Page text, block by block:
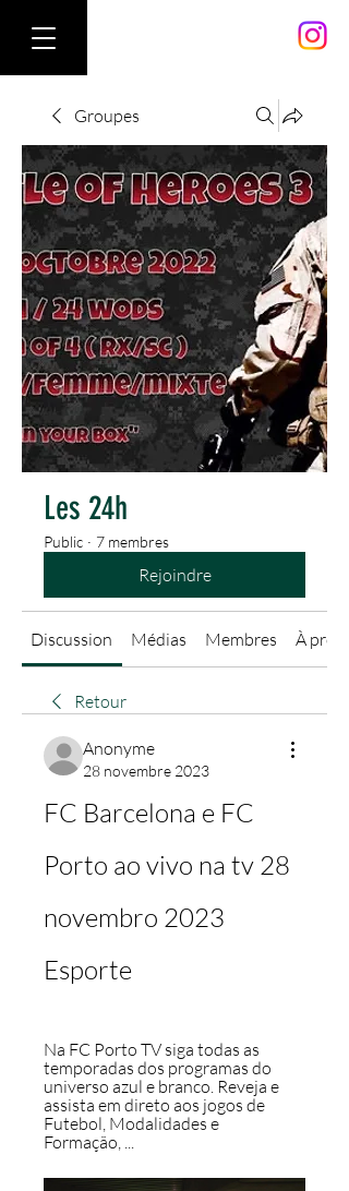
Groupes
Les 24h
Public · 7 membres
Rejoindre
Discussion Médias Membres À
Retour
Anonyme
28 novembre 2023
FC Barcelona e FC
Porto ao vivo na tv 28
novembro 2023
Esporte
Na FC Porto TV siga todas as
temporadas dos programas do
universo azul e branco. Reveja e
assista em direto aos jogos de
Futebol, Modalidades e
Formação, ...